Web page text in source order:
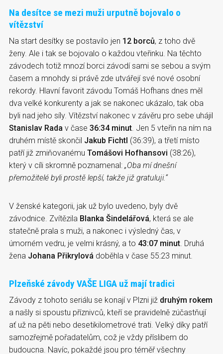
Na desítce se mezi muži urputně bojovalo o
vítězství
Na start desítky se postavilo jen 12 borců, z toho dvě
ženy. Ale i tak se bojovalo o každou vteřinku. Na těchto
závodech totiž mnozí borci závodí sami se sebou a svým
časem a mnohdy si právě zde utvářejí své nové osobní
rekordy. Hlavní favorit závodu Tomáš Hofhans dnes měl
dva velké konkurenty a jak se nakonec ukázalo, tak oba
byli nad jeho síly. Vítězství nakonec v závěru pro sebe uhájil
Stanislav Rada v čase 36:34 minut . Jen 5 vteřin na ním na
druhém místě skončil Jakub Fichtl (36:39), a třetí místo
patří již zmiňovanému Tomášovi Hofhansovi (38:26),
který v cíli skromně poznamenal: „Oba mí dnešní
přemožitelé byli prostě lepší, takže již gratuluji.“
V ženské kategorii, jak už bylo uvedeno, byly dvě
závodnice. Zvítězila Blanka Šindelářová, která se ale
statečně prala s muži, a nakonec i výsledný čas, v
úmorném vedru, je velmi krásný, a to 43:07 minut . Druhá
žena Johana Přikrylová doběhla v čase 55:23 minut.
Plzeňské závody VAŠE LIGA už mají tradici
Závody z tohoto seriálu se konají v Plzni již druhým rokem
a našly si spoustu příznivců, kteří se pravidelně zúčastňují
ať už na pěti nebo desetikilometrové trati. Velký díky patří
samozřejmě pořadatelům, což je vždy příslibem do
budoucna. Navíc, pokaždé jsou pro téměř všechny